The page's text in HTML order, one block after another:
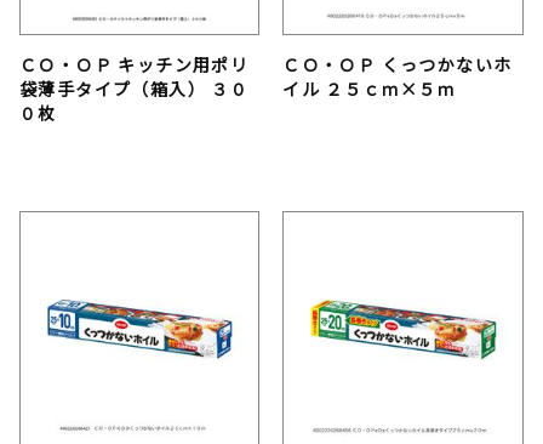
ＣＯ・ＯＰ キッチン用ポリ
袋薄手タイプ（箱入） ３０
０枚
ＣＯ・ＯＰ くっつかないホ
イル ２５ｃｍ×５ｍ